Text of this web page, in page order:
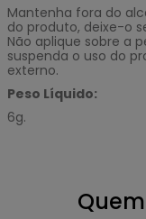
Mantenha fora do
do produto, deixe-o
Não aplique sobre a
suspenda o uso do
externo.
Peso Líquido:
6g.